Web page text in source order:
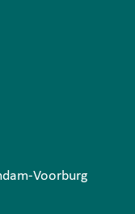
Voorburg